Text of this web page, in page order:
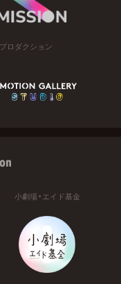
プロダクション
小劇場・エイド基金